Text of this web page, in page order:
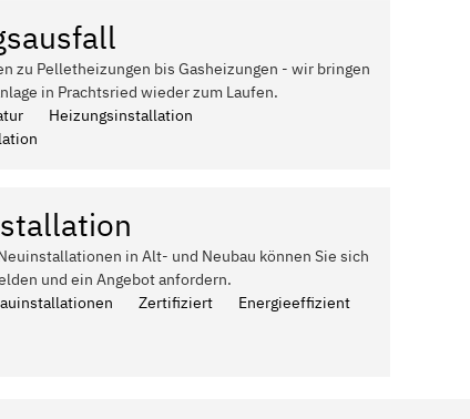
zu Pelletheizungen bis Gasheizungen - wir bringen
in Prachtsried wieder zum Laufen.
Heizungsinstallation
in Alt- und Neubau können Sie sich
und ein Angebot anfordern.
Zertifiziert Energieeffizient